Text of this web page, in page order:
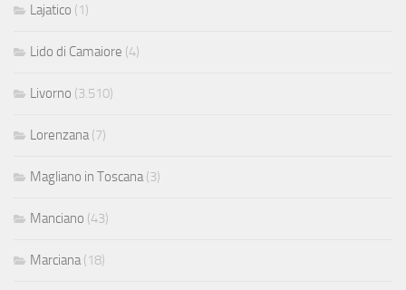
Lajatico (1)
Lido di Camaiore (4)
Livorno (3.510)
Lorenzana (7)
Magliano in Toscana (3)
Manciano (43)
Marciana (18)